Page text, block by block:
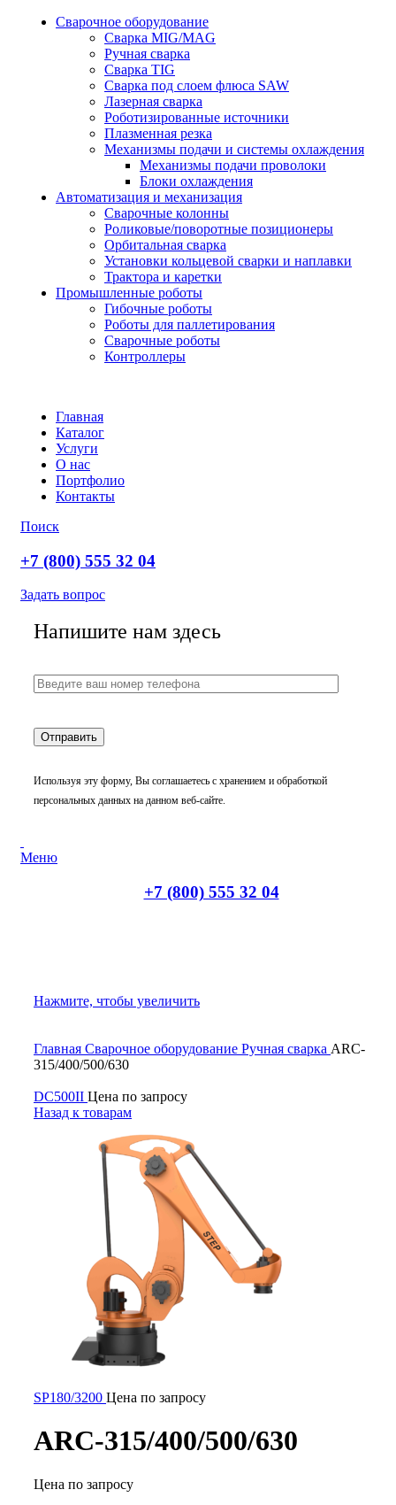
Сварочное оборудование
Сварка MIG/MAG
Ручная сварка
Сварка TIG
Сварка под слоем флюса SAW
Лазерная сварка
Роботизированные источники
Плазменная резка
Механизмы подачи и системы охлаждения
Механизмы подачи проволоки
Блоки охлаждения
Автоматизация и механизация
Сварочные колонны
Роликовые/поворотные позиционеры
Орбитальная сварка
Установки кольцевой сварки и наплавки
Трактора и каретки
Промышленные роботы
Гибочные роботы
Роботы для паллетирования
Сварочные роботы
Контроллеры
Главная
Каталог
Услуги
О нас
Портфолио
Контакты
Поиск
+7 (800) 555 32 04
Задать вопрос
Напишите нам здесь
Используя эту форму, Вы соглашаетесь с хранением и обработкой
персональных данных на данном веб-сайте.
Меню
+7 (800) 555 32 04
Нажмите, чтобы увеличить
Главная Сварочное оборудование Ручная сварка ARC-
315/400/500/630
DC500II Цена по запросу
Назад к товарам
SP180/3200 Цена по запросу
ARC-315/400/500/630
Цена по запросу